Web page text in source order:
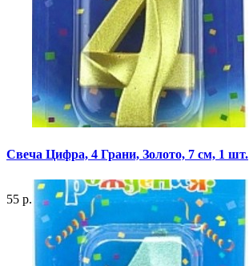
Свеча Цифра, 4 Грани, Золото, 7 см, 1 шт.
55 р.